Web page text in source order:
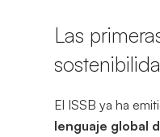
Las
El ISSB ya ha
lenguaje global